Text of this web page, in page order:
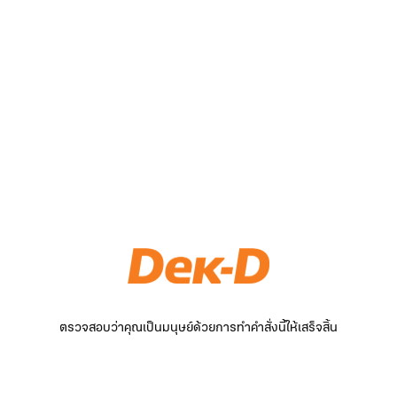
ตรวจสอบว่าคุณเป็นมนุษย์ด้วยการทำคำสั่งนี้ให้เสร็จสิ้น